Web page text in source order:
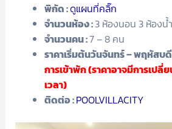
พิกัด :ดูแผนที่คลิ๊ก
จำนวนห้อง :3 ห้องนอน 3 ห้องน้ำ
จำนวนคน :7 – 8 คน
ราคาเริ่มต้นวันจันทร์ – พฤหัสบ
การเข้าพัก (ราคาอาจมีการเปลี่
เวลา)
ติดต่อ :POOLVILLACITY